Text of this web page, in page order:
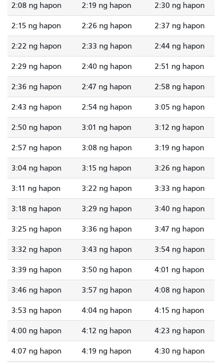
2:08 ng hapon 2:19 ng hapon 2:30 ng hapon
2:15 ng hapon 2:26 ng hapon 2:37 ng hapon
2:22 ng hapon 2:33 ng hapon 2:44 ng hapon
2:29 ng hapon 2:40 ng hapon 2:51 ng hapon
2:36 ng hapon 2:47 ng hapon 2:58 ng hapon
2:43 ng hapon 2:54 ng hapon 3:05 ng hapon
2:50 ng hapon 3:01 ng hapon 3:12 ng hapon
2:57 ng hapon 3:08 ng hapon 3:19 ng hapon
3:04 ng hapon 3:15 ng hapon 3:26 ng hapon
3:11 ng hapon 3:22 ng hapon 3:33 ng hapon
3:18 ng hapon 3:29 ng hapon 3:40 ng hapon
3:25 ng hapon 3:36 ng hapon 3:47 ng hapon
3:32 ng hapon 3:43 ng hapon 3:54 ng hapon
3:39 ng hapon 3:50 ng hapon 4:01 ng hapon
3:46 ng hapon 3:57 ng hapon 4:08 ng hapon
3:53 ng hapon 4:04 ng hapon 4:15 ng hapon
4:00 ng hapon 4:12 ng hapon 4:23 ng hapon
4:07 ng hapon 4:19 ng hapon 4:30 ng hapon